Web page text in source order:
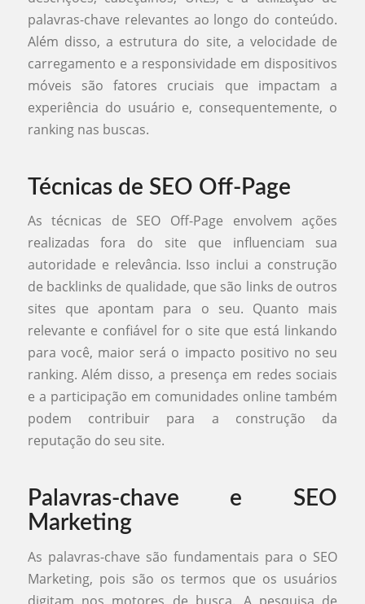
palavras-chave relevantes ao longo do conteúdo.
Além disso, a estrutura do site, a velocidade de
carregamento e a responsividade em dispositivos
móveis são fatores cruciais que impactam a
experiência do usuário e, consequentemente, o
ranking nas buscas.
Técnicas de SEO Off-Page
As técnicas de SEO Off-Page envolvem ações
realizadas fora do site que influenciam sua
autoridade e relevância. Isso inclui a construção
de backlinks de qualidade, que são links de outros
sites que apontam para o seu. Quanto mais
relevante e confiável for o site que está linkando
para você, maior será o impacto positivo no seu
ranking. Além disso, a presença em redes sociais
e a participação em comunidades online também
podem contribuir para a construção da
reputação do seu site.
Palavras-chave e SEO
Marketing
As palavras-chave são fundamentais para o SEO
Marketing, pois são os termos que os usuários